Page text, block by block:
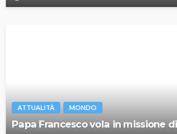
ATTUALITÀ MONDO
Papa Francesco vola in missione